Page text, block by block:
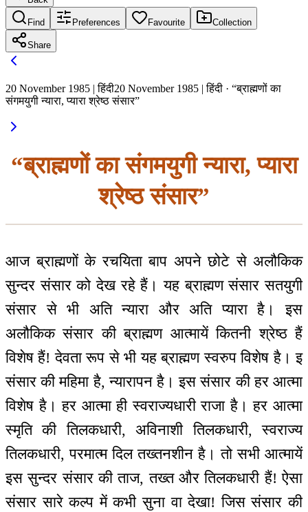
Find Preferences Favourite Collection
Share
20 November 1985 | हिंदी20 November 1985 | हिंदी · “ब्राह्मणों का
संगमयुगी न्यारा, प्यारा श्रेष्ठ संसार”
“ब्राह्मणों का संगमयुगी न्यारा, प्यारा
श्रेष्ठ संसार”
आज ब्राह्मणों के रचयिता बाप अपने छोटे से अलौकिक
सुन्दर संसार को देख रहे हैं। यह ब्राह्मण संसार सतयुगी
संसार से भी अति न्यारा और अति प्यारा है। इस
अलौकिक संसार की ब्राह्मण आत्मायें कितनी श्रेष्ठ हैं
विशेष हैं! देवता रूप से भी यह ब्राह्मण स्वरुप विशेष है। इ
संसार की महिमा है, न्यारापन है। इस संसार की हर आत्मा
विशेष है। हर आत्मा ही स्वराज्यधारी राजा है। हर आत्मा
स्मृति की तिलकधारी, अविनाशी तिलकधारी, स्वराज्य
तिलकधारी, परमात्म दिल तख्तनशीन है। तो सभी आत्मायें
इस सुन्दर संसार की ताज, तख्त और तिलकधारी हैं! ऐसा
संसार सारे कल्प में कभी सुना वा देखा! जिस संसार की